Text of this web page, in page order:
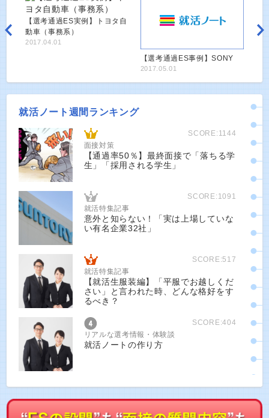
【選考通過ES実例】トヨタ自
動車（事務系）
2017.04.01
【選考通過ES事例】SONY
2017.05.01
就活ノート週間ランキング
SCORE:1144
面接対策
【通過率50％】最終面接で「落ちる学
生」「採用される学生」
SCORE:1091
就活特集記事
意外と知らない！「実は上場していな
い有名企業32社」
SCORE:517
就活特集記事
【就活生服装編】「平服でお越しくだ
さい」と言われた時、どんな格好をす
るべき？
SCORE:404
リアルな選考情報・体験談
就活ノートの作り方